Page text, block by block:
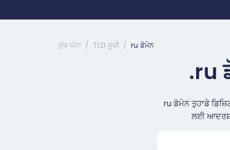
ਮੁੱਖ ਪੰਨਾ TLD ਸੂਚੀ ru ਡੋਮੇਨ
.ru
ru ਡੋਮੇਨ ਤੁਹਾਡੇ
ਲਈ ਆਦਰਸ਼